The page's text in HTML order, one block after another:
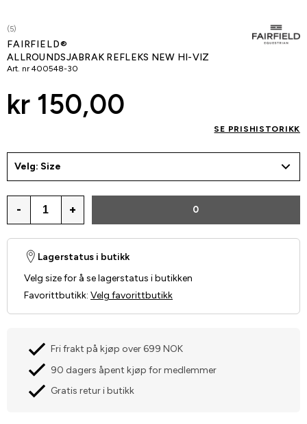
(5)
FAIRFIELD®
ALLROUNDSJABRAK REFLEKS NEW HI-VIZ
Art. nr 400548-30
kr 150,00
SE PRISHISTORIKK
Velg: Size
- + 0
Lagerstatus i butikk
Velg size for å se lagerstatus i butikken
Favorittbutikk: Velg favorittbutikk
Fri frakt på kjøp over 699 NOK
90 dagers åpent kjøp for medlemmer
Gratis retur i butikk